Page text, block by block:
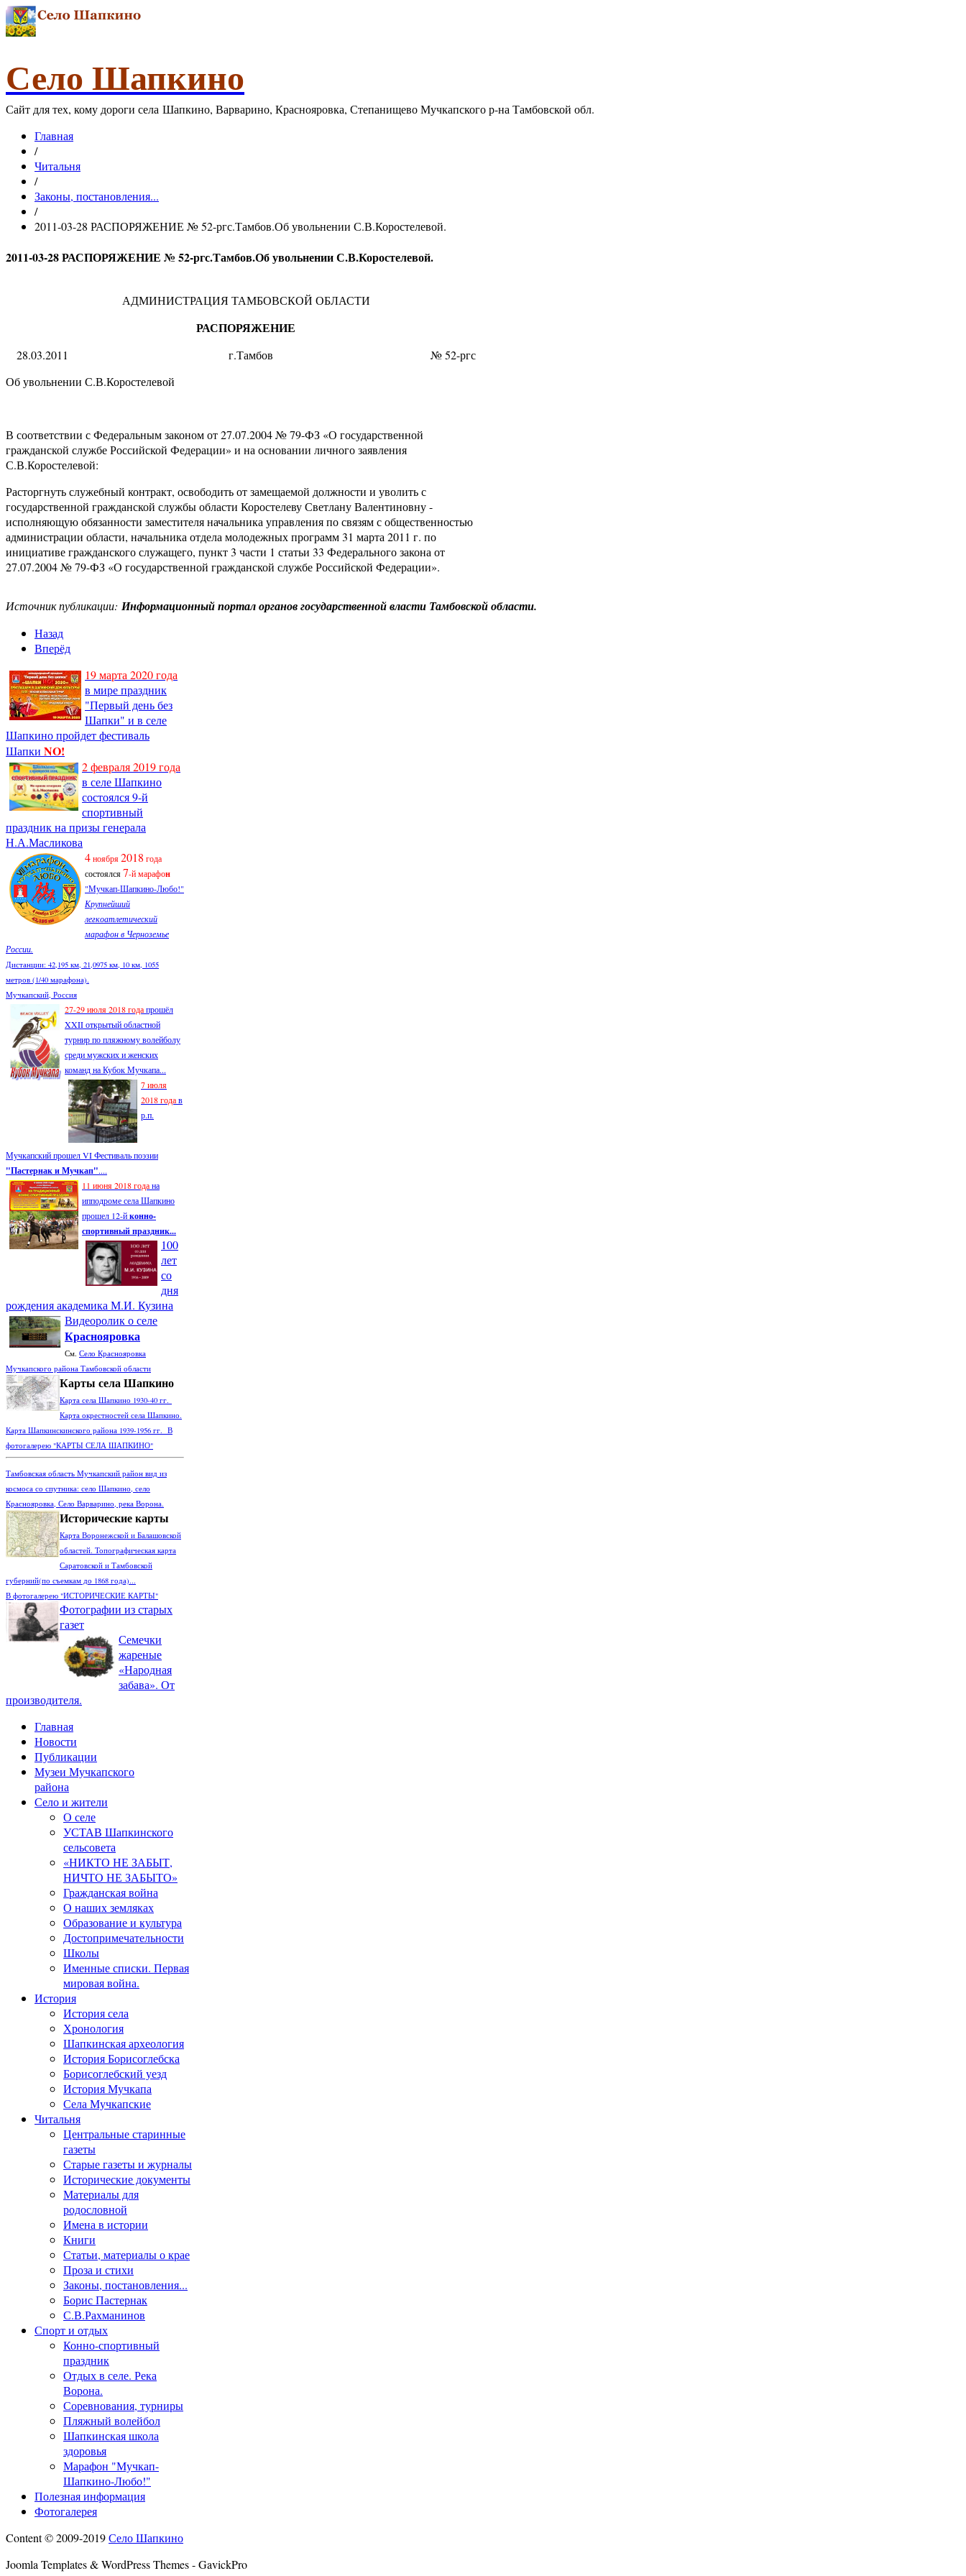
Село Шапкино
Сайт для тех, кому дороги села Шапкино, Варварино, Краснояровка, Степанищево Мучкапского р-на Тамбовской обл.
Главная
/
Читальня
/
Законы, постановления...
/
2011-03-28 РАСПОРЯЖЕНИЕ № 52-ргс.Тамбов.Об увольнении С.В.Коростелевой.
2011-03-28 РАСПОРЯЖЕНИЕ № 52-ргс.Тамбов.Об увольнении С.В.Коростелевой.
АДМИНИСТРАЦИЯ ТАМБОВСКОЙ ОБЛАСТИ
РАСПОРЯЖЕНИЕ
28.03.2011 г.Тамбов № 52-ргс
Об увольнении С.В.Коростелевой
В соответствии с Федеральным законом от 27.07.2004 № 79-ФЗ «О государственной
гражданской службе Российской Федерации» и на основании личного заявления
С.В.Коростелевой:
Расторгнуть служебный контракт, освободить от замещаемой должности и уволить с
государственной гражданской службы области Коростелеву Светлану Валентиновну -
исполняющую обязанности заместителя начальника управления по связям с общественностью
администрации области, начальника отдела молодежных программ 31 марта 2011 г. по
инициативе гражданского служащего, пункт 3 части 1 статьи 33 Федерального закона от
27.07.2004 № 79-ФЗ «О государственной гражданской службе Российской Федерации».
Источник публикации: Информационный портал органов государственной власти Тамбовской области.
Назад
Вперёд
19 марта 2020 года
в мире праздник
"Первый день без
Шапки" и в селе
Шапкино пройдет фестиваль
Шапки NO!
2 февраля 2019 года
в селе Шапкино
состоялся 9-й
спортивный
праздник на призы генерала
Н.А.Масликова
4ноября2018 года
состоялся7-й марафон
"Мучкап-Шапкино-Любо!"
Крупнейший
легкоатлетический
марафон в Черноземье
России.
Дистанции: 42,195 км, 21,0975 км, 10 км, 1055
метров (1/40 марафона).
Мучкапский, Россия
27-29 июля 2018 годапрошёл
XXII открытый областной
турнир по пляжному волейболу
среди мужских и женских
команд на Кубок Мучкапа...
7 июля
2018 годав
р.п.
Мучкапский прошел VI Фестиваль поэзии
"Пастернак и Мучкап"....
11 июня 2018 годана
ипподроме села Шапкино
прошел 12-йконно-
спортивный праздник...
100
лет
со
дня
рождения академика М.И. Кузина
Видеоролик о селе
Краснояровка
См. Село Краснояровка
Мучкапского района Тамбовской области
Карты села Шапкино
Карта села Шапкино 1930-40 гг.
Карта окрестностей села Шапкино.
Карта Шапкинскинского района 1939-1956 гг. В
фотогалерею "КАРТЫ СЕЛА ШАПКИНО"
Тамбовская область Мучкапский район вид из
космоса со спутника: село Шапкино, село
Краснояровка, Село Варварино, река Ворона.
Исторические карты
Карта Воронежской и Балашовской
областей. Топографическая карта
Саратовской и Тамбовской
губерний(по съемкам до 1868 года)...
В фотогалерею "ИСТОРИЧЕСКИЕ КАРТЫ"
Фотографии из старых
газет
Семечки
жареные
«Народная
забава». От
производителя.
Главная
Новости
Публикации
Музеи Мучкапского
района
Село и жители
О селе
УСТАВ Шапкинского
сельсовета
«НИКТО НЕ ЗАБЫТ,
НИЧТО НЕ ЗАБЫТО»
Гражданская война
О наших земляках
Образование и культура
Достопримечательности
Школы
Именные списки. Первая
мировая война.
История
История села
Хронология
Шапкинская археология
История Борисоглебска
Борисоглебский уезд
История Мучкапа
Села Мучкапские
Читальня
Центральные старинные
газеты
Старые газеты и журналы
Исторические документы
Материалы для
родословной
Имена в истории
Книги
Статьи, материалы о крае
Проза и стихи
Законы, постановления...
Борис Пастернак
С.В.Рахманинов
Спорт и отдых
Конно-спортивный
праздник
Отдых в селе. Река
Ворона.
Соревнования, турниры
Пляжный волейбол
Шапкинская школа
здоровья
Марафон "Мучкап-
Шапкино-Любо!"
Полезная информация
Фотогалерея
Content © 2009-2019Село Шапкино
Joomla Templates & WordPress Themes - GavickPro